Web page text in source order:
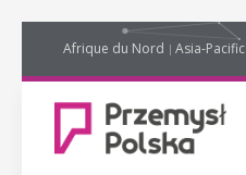
Afrique du Nord Asia-Pacific